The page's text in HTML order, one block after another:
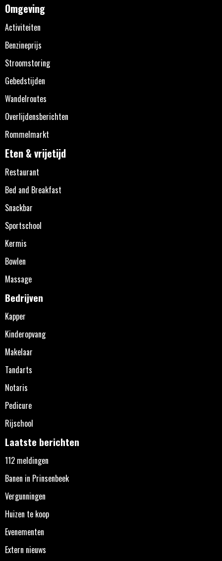
Omgeving
Activiteiten
Benzineprijs
Stroomstoring
Gebedstijden
Wandelroutes
Overlijdensberichten
Rommelmarkt
Eten & vrijetijd
Restaurant
Bed and Breakfast
Snackbar
Sportschool
Kermis
Bowlen
Massage
Bedrijven
Kapper
Kinderopvang
Makelaar
Tandarts
Notaris
Pedicure
Rijschool
Laatste berichten
112 meldingen
Banen in Prinsenbeek
Vergunningen
Huizen te koop
Evenementen
Extern nieuws